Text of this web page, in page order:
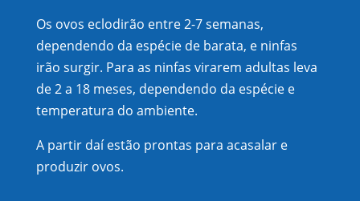
Os ovos eclodirão entre 2-7 semanas,
dependendo da espécie de barata, e ninfas
irão surgir. Para as ninfas virarem adultas leva
de 2 a 18 meses, dependendo da espécie e
temperatura do ambiente.
A partir daí estão prontas para acasalar e
produzir ovos.